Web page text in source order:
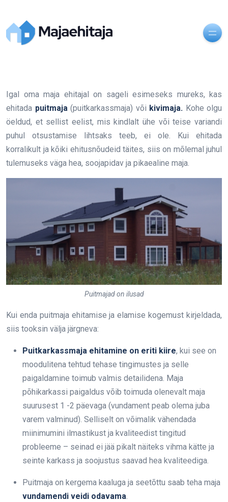
Igal oma maja ehitajal on sageli esimeseks mureks, kas
ehitada puitmaja(puitkarkassmaja) või kivimaja. Kohe olgu
öeldud, et sellist eelist, mis kindlalt ühe või teise variandi
puhul otsustamise lihtsaks teeb, ei ole. Kui ehitada
korralikult ja kõiki ehitusnõudeid täites, siis on mõlemal juhul
tulemuseks väga hea, soojapidav ja pikaealine maja.
Puitmajad on ilusad
Kui enda puitmaja ehitamise ja elamise kogemust kirjeldada,
siis tooksin välja järgneva:
Puitkarkassmaja ehitamine on eriti kiire, kui see on
moodulitena tehtud tehase tingimustes ja selle
paigaldamine toimub valmis detailidena. Maja
põhikarkassi paigaldus võib toimuda olenevalt maja
suurusest 1 -2 päevaga (vundament peab olema juba
varem valminud). Selliselt on võimalik vähendada
miinimumini ilmastikust ja kvaliteedist tingitud
probleeme – seinad ei jää pikalt näiteks vihma kätte ja
seinte karkass ja soojustus saavad hea kvaliteediga.
Puitmaja on kergema kaaluga ja seetõttu saab teha maja
vundamendi veidi odavama